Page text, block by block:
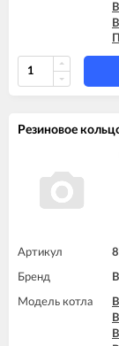
Резиновое
Артикул
Бренд
Модель котла